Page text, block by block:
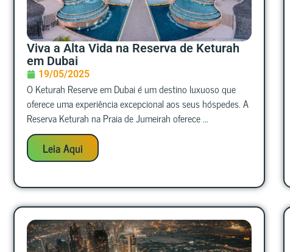
Viva a Alta Vida na Reserva de Keturah
em Dubai
19/05/2025
O Keturah Reserve em Dubai é um destino luxuoso que
oferece uma experiência excepcional aos seus hóspedes. A
Reserva Keturah na Praia de Jumeirah oferece ...
Leia Aqui